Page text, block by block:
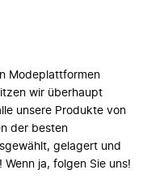
Modeplattformen
wir überhaupt
unsere Produkte von
der besten
gelagert und
ja, folgen Sie uns!